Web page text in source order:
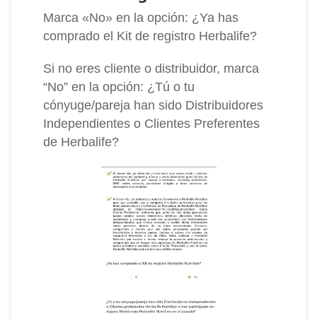
Marca «No» en la opción: ¿Ya has
comprado el Kit de registro Herbalife?
Si no eres cliente o distribuidor, marca
“No” en la opción: ¿Tú o tu
cónyuge/pareja han sido Distribuidores
Independientes o Clientes Preferentes
de Herbalife?